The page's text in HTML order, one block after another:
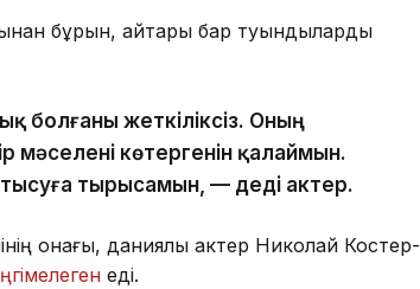
бұрын, айтары бар туындыларды
болғаны жеткіліксіз. Оның
мәселені көтергенін қалаймын.
тырысамын, — деді актер.
қонағы, даниялық актер Николай Костер-
еді.